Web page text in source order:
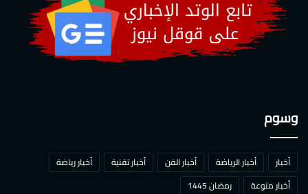
وسوم
أخبار أخبار الرياضة أخبار الفن أخبار تقنية
أخبار رياضة
أخبار منوعة
رمضان 1445